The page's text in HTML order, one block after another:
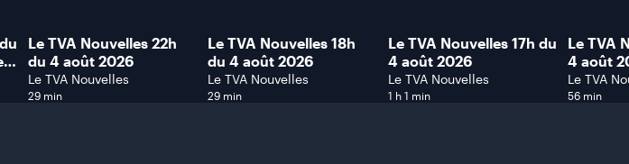
Le TVA Nouvelles 22h
du 4 août 2026
Le TVA Nouvelles
29 min
Le TVA Nouvelles 18h
du 4 août 2026
Le TVA Nouvelles
29 min
Le TVA Nouvelles 17h du
4 août 2026
Le TVA Nouvelles
1 h 1 min
Le TVA
4 août
heure)
Le TVA
56 min